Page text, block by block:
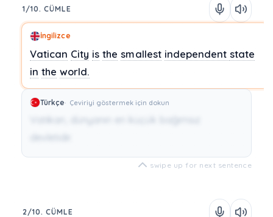
1/10. CÜMLE
İngilizce
Vatican City is the smallest independentstate
in the world.
Türkçe Çeviriyi göstermek için dokun
swipe up for next sentence
2/10. CÜMLE